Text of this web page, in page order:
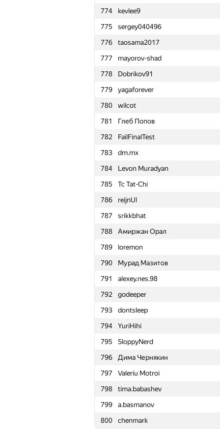
774
kevlee9
775
sergey040496
776
taosama2017
777
mayorov-shad
778
Dobrikov91
779
yagaforever
780
wilcot
781
Глеб Попов
782
FailFinalTest
783
dm.mx
784
Levon Muradyan
785
Tc Tat-Chi
786
reijnUl
787
srikkbhat
788
Амиржан Орал
789
loremon
790
Мурад Мазитов
791
alexey.nes.98
792
godeeper
793
dontsleep
794
YuriHihi
795
SloppyNerd
796
Дима Чернякин
797
Valeriu Motroi
798
tima.babashev
799
a.basmanov
800
chenmark
751 suda1227401034
752
Sunar73
753
Pavel Pershko
754
Надежда Демина
755
okaduki a
756
bayev.alen
757
Crowl3y
758
Ivan Samsonov
759
derbanosovr
760
Саша Кривошеев
761
D.razumova
762
carlos.joa
763
scampish98
764
foxpr
765
Mefych
766
VictorBakulin
767
Дмитрий Курылев
768
sharp-c
769
Tommy Li
770
Alex.PKZDL
771
Dionis.xon
772
Gabriel Fernandes
773
eqx11
774
kevlee9
775
sergey040496
776
taosama2017
777
mayorov-shad